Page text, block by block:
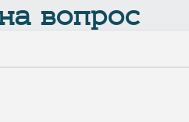
вопрос